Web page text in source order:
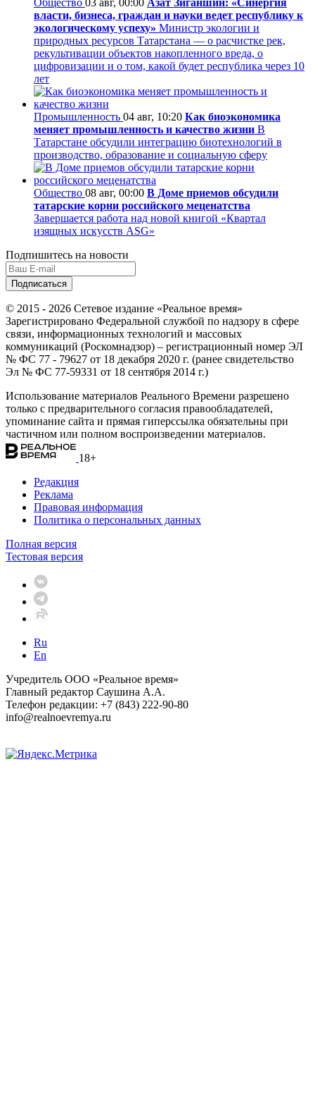
власти, бизнеса, граждан и науки ведет республику к
экологическому успеху» Министр экологии и
природных ресурсов Татарстана — о расчистке рек,
рекультивации объектов накопленного вреда, о
цифровизации и о том, какой будет республика через 10
лет
Промышленность 04 авг, 10:20 Как биоэкономика
меняет промышленность и качество жизни В
Татарстане обсудили интеграцию биотехнологий в
производство, образование и социальную сферу
Общество 08 авг, 00:00 В Доме приемов обсудили
татарские корни российского меценатства
Завершается работа над новой книгой «Квартал
изящных искусств ASG»
Подпишитесь на новости
© 2015 - 2026 Сетевое издание «Реальное время»
Зарегистрировано Федеральной службой по надзору в сфере
связи, информационных технологий и массовых
коммуникаций (Роскомнадзор) – регистрационный номер ЭЛ
№ ФС 77 - 79627 от 18 декабря 2020 г. (ранее свидетельство
Эл № ФС 77-59331 от 18 сентября 2014 г.)
Использование материалов Реального Времени разрешено
только с предварительного согласия правообладателей,
упоминание сайта и прямая гиперссылка обязательны при
частичном или полном воспроизведении материалов.
18+
Редакция
Реклама
Правовая информация
Политика о персональных данных
Полная версия
Тестовая версия
Ru
En
Учредитель ООО «Реальное время»
Главный редактор Саушина А.А.
Телефон редакции: +7 (843) 222-90-80
info@realnoevremya.ru